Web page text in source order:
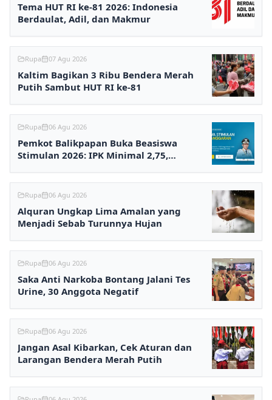
Tema HUT RI ke-81 2026: Indonesia
Berdaulat, Adil, dan Makmur
Rupa 07 Agu 2026
Kaltim Bagikan 3 Ribu Bendera Merah
Putih Sambut HUT RI ke-81
Rupa 06 Agu 2026
Pemkot Balikpapan Buka Beasiswa
Stimulan 2026: IPK Minimal 2,75,
Rupa 06 Agu 2026
Alquran Ungkap Lima Amalan yang
Menjadi Sebab Turunnya Hujan
Rupa 06 Agu 2026
Saka Anti Narkoba Bontang Jalani Tes
Urine, 30 Anggota Negatif
Rupa 06 Agu 2026
Jangan Asal Kibarkan, Cek Aturan dan
Larangan Bendera Merah Putih